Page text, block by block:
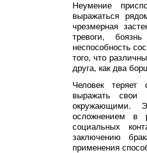
Неумение
выражаться
чрезмерная
тревоги,
неспособность
того, что
друга, как два
Человек теряет
выражать свои
окружающими.
осложнением в
социальных
заключению
применения